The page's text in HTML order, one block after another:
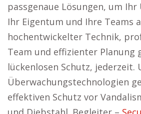
passgenaue Lösungen, um
Ihr Eigentum und Ihre Teams
hochentwickelter Technik,
Team und effizienter Planung
lückenlosen Schutz, jederzeit.
Überwachungstechnologien
effektiven Schutz vor